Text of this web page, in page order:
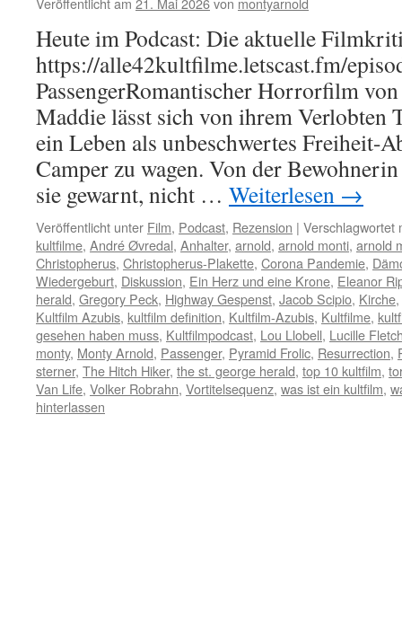
Heute im Podcast: Die aktuelle
https://alle42kultfilme.letscast.fm/
PassengerRomantischer Horrorfilm
Maddie lässt sich von ihrem Verlobten
ein Leben als unbeschwertes Freiheit-
Camper zu wagen. Von der
sie gewarnt, nicht … Weiterlesen →
Veröffentlicht unter Film, Podcast, Rezension | Verschlagwortet
kultfilme, André Øvredal, Anhalter, arnold, arnold monti, arnold
Christopherus, Christopherus-Plakette, Corona Pandemie,
Wiedergeburt, Diskussion, Ein Herz und eine Krone, Eleanor
herald, Gregory Peck, Highway Gespenst, Jacob Scipio, Kirche,
Kultfilm Azubis, kultfilm definition, Kultfilm-Azubis, Kultfilme,
gesehen haben muss, Kultfilmpodcast, Lou Llobell, Lucille
monty, Monty Arnold, Passenger, Pyramid Frolic, Resurrection,
sterner, The Hitch Hiker, the st. george herald, top 10 kultfilm,
Van Life, Volker Robrahn, Vortitelsequenz, was ist ein kultfilm,
hinterlassen